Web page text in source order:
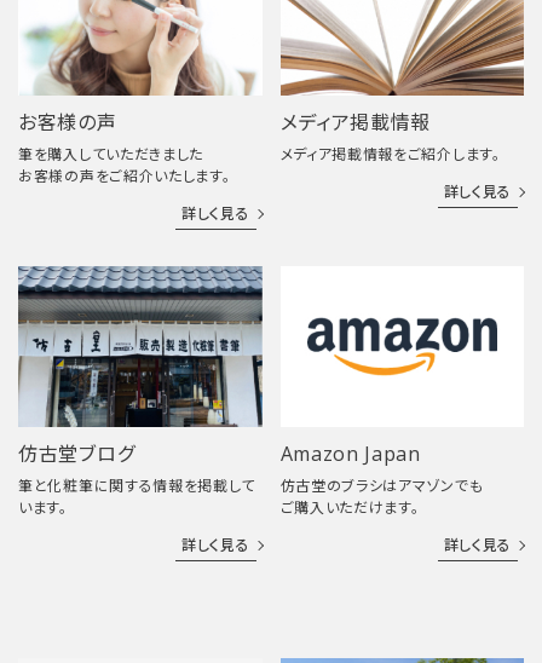
お客様の声
筆を購入していただきました
お客様の声をご紹介いたします。
詳しく見る
メディア掲載情報
メディア掲載情報をご紹介します。
詳しく見る
仿古堂ブログ
筆と化粧筆に関する情報を掲載して
います。
詳しく見る
Amazon Japan
仿古堂のブラシはアマゾンでも
ご購入いただけます。
詳しく見る